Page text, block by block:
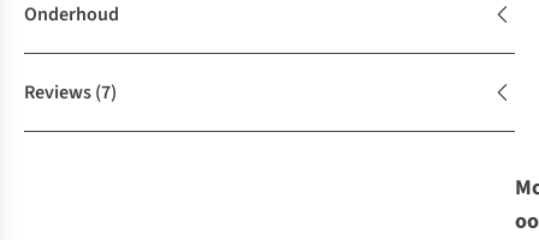
Onderhoud
Reviews(7)